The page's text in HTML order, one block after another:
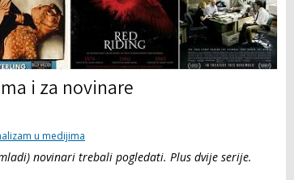
i za novinare
u medijima
novinari trebali pogledati. Plus dvije serije.